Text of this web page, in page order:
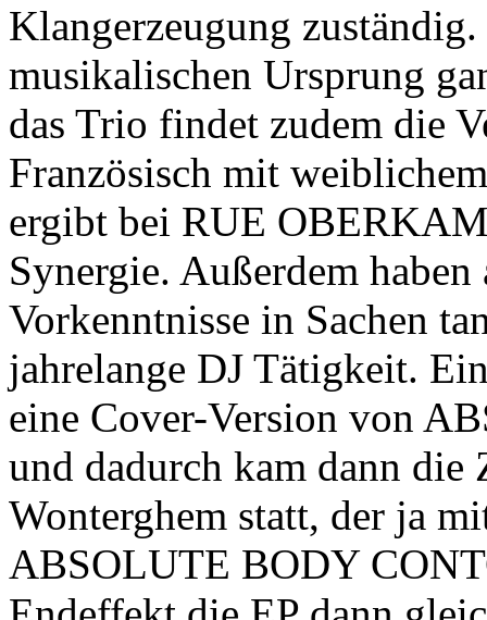
Klangerzeugung
musikalischen Ursprung
das Trio findet zudem die
Französisch mit
ergibt bei RUE
Synergie. Außerdem
Vorkenntnisse in Sachen
jahrelange DJ Tätigkeit.
eine Cover-Version von
und dadurch kam dann die
Wonterghem statt, der ja
ABSOLUTE BODY